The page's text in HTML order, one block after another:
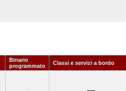
Binario
programmato
Classi e servizi a bordo